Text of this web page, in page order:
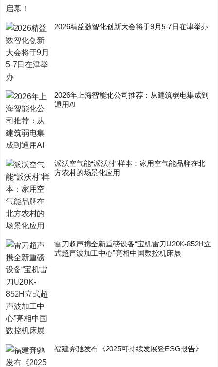
2026精益数智化创新大会将于9月5-7日在津举办
2026年上海智能化公司推荐：从建筑弱电集成到
通用AI
派沃空气能“派沃村”样本：家用空气能品牌在北
方农村的场景化应用
雷刀超声携全新重磅设备“宝机雷刀U20K-852H立
式超声波加工中心”亮相中国数控机床展
福建奔驰发布《2025可持续发展暨ESG报告》